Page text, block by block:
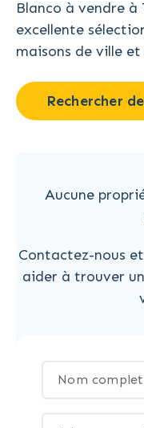
Blanco à vendre à
excellente
maisons de ville et
Rechercher
Aucune
Contactez-nous
aider à trouver